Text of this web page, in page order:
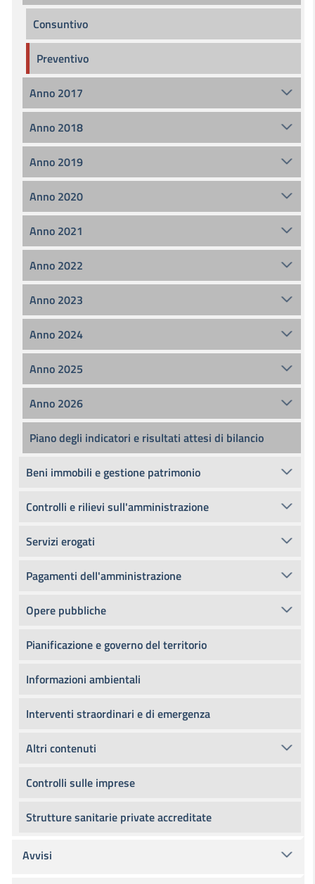
Consuntivo
Preventivo
Anno 2017
Anno 2018
Anno 2019
Anno 2020
Anno 2021
Anno 2022
Anno 2023
Anno 2024
Anno 2025
Anno 2026
Piano degli indicatori e risultati attesi di bilancio
Beni immobili e gestione patrimonio
Controlli e rilievi sull'amministrazione
Servizi erogati
Pagamenti dell'amministrazione
Opere pubbliche
Pianificazione e governo del territorio
Informazioni ambientali
Interventi straordinari e di emergenza
Altri contenuti
Controlli sulle imprese
Strutture sanitarie private accreditate
Avvisi